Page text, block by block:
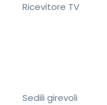
Ricevitore TV
Sedili girevoli